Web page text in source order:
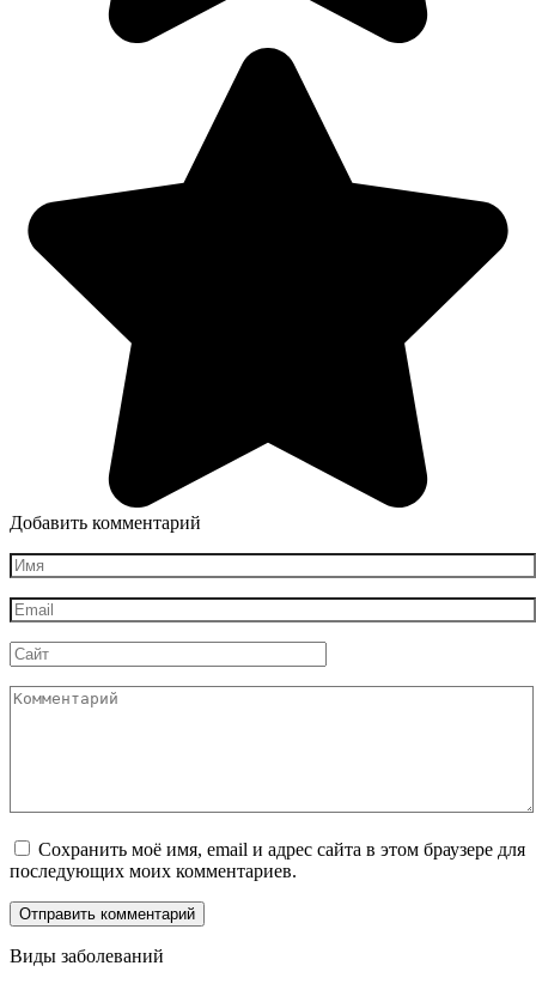
Добавить комментарий
Имя
*
Email
*
Сайт
Комментарий
Сохранить моё имя, email и адрес сайта в этом браузере для
последующих моих комментариев.
Виды заболеваний